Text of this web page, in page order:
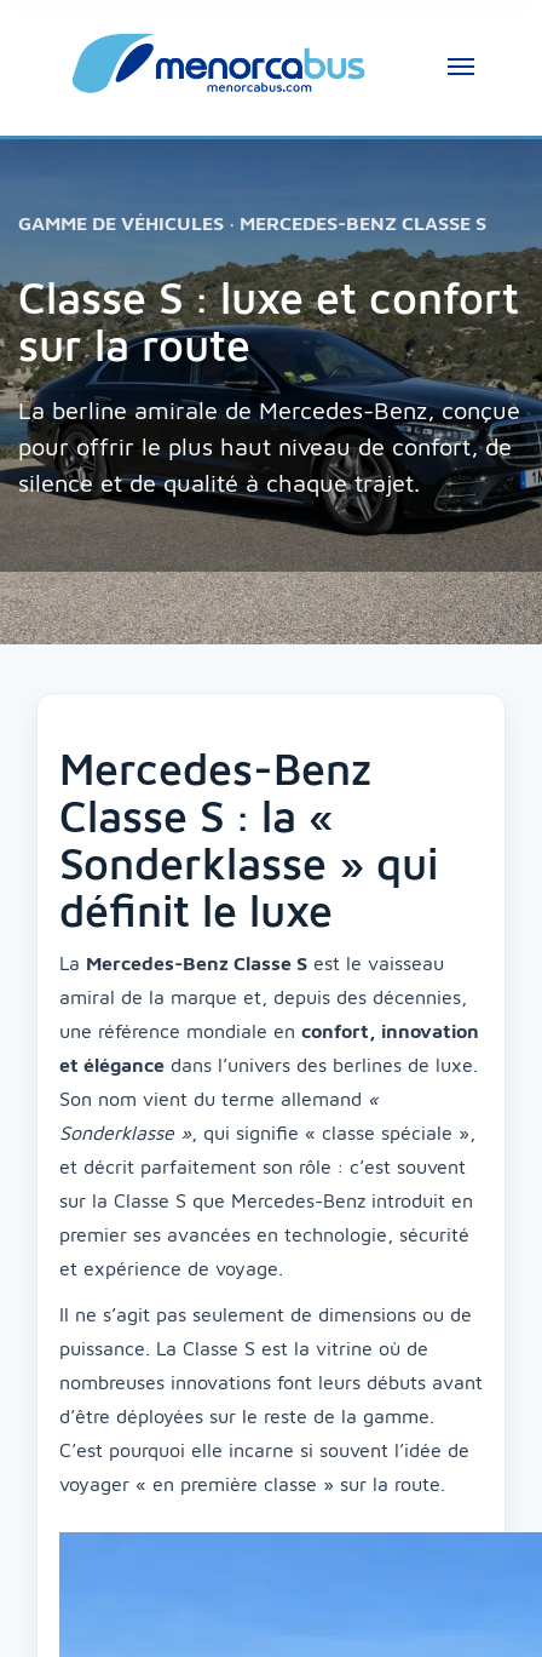
GAMME DE VÉHICULES · MERCEDES-BENZ CLASSE S
Classe S : luxe et confort
sur la route
La berline amirale de Mercedes-Benz, conçue
pour offrir le plus haut niveau de confort, de
silence et de qualité à chaque trajet.
Mercedes-Benz
Classe S : la «
Sonderklasse » qui
définit le luxe
La Mercedes-Benz Classe S est le vaisseau
amiral de la marque et, depuis des décennies,
une référence mondiale en confort, innovation
et élégance dans l’univers des berlines de luxe.
Son nom vient du terme allemand «
Sonderklasse » , qui signifie « classe spéciale »,
et décrit parfaitement son rôle : c’est souvent
sur la Classe S que Mercedes-Benz introduit en
premier ses avancées en technologie, sécurité
et expérience de voyage.
Il ne s’agit pas seulement de dimensions ou de
puissance. La Classe S est la vitrine où de
nombreuses innovations font leurs débuts avant
d’être déployées sur le reste de la gamme.
C’est pourquoi elle incarne si souvent l’idée de
voyager « en première classe » sur la route.